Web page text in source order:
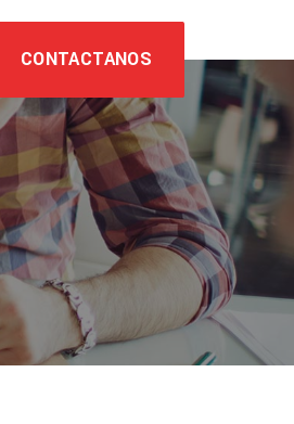
CONTACTANOS